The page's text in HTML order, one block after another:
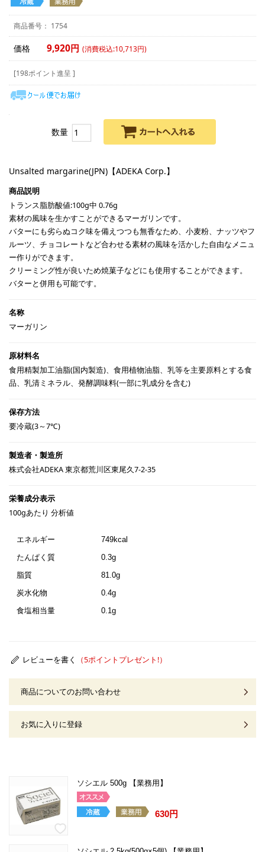
1754
価格 9,920円 (消費税込:10,713円)
[198ポイント進呈 ]
数量
Unsalted margarine(JPN)【ADEKA Corp.】
トランス脂肪酸値:100g中 0.76g
素材の風味を生かすことができるマーガリンです。
バターにも劣らぬコク味を備えつつも無香なため、小麦粉、ナッツやフ
ルーツ、チョコレートなど合わせる素材の風味を活かした自由なメニュ
ー作りができます。
クリーミング性が良いため焼菓子などにも使用することができます。
バターと併用も可能です。
マーガリン
食用精製加工油脂(国内製造)、食用植物油脂、乳等を主要原料とする食
品、乳清ミネラル、発酵調味料(一部に乳成分を含む)
要冷蔵(3～7℃)
株式会社ADEKA 東京都荒川区東尾久7-2-35
100gあたり 分析値
エネルギー 749kcal
たんぱく質 0.3g
脂質 81.0g
炭水化物 0.4g
食塩相当量 0.1g
レビューを書く
商品についてのお問い合わせ
お気に入りに登録
ソシエル 500g 【業務用】
630円